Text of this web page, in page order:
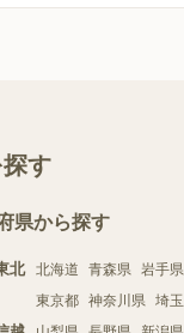
す
県から探す
北 北海道 青森県 岩手県
東京都 神奈川県 埼